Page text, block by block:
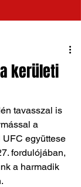
kerületi
tavasszal is
a
együttese
fordulójában,
a harmadik